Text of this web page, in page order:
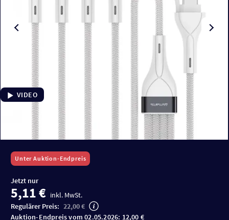
VIDEO
Unter Auktion-Endpreis
Jetzt nur
5,11 € inkl. MwSt.
Regulärer Preis: 22,00 €
Auktion-Endpreis vom 02.05.2026: 12,00 €